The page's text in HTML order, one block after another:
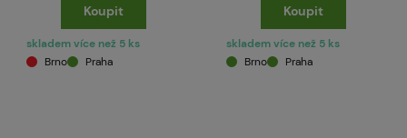
Koupit
skladem více než 5 ks
Brno
Praha
Koupit
skladem více než 5 ks
Brno
Praha